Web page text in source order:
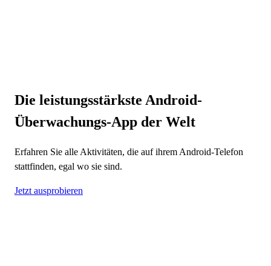
Die leistungsstärkste Android-
Überwachungs-App der Welt
Erfahren Sie alle Aktivitäten, die auf ihrem Android-Telefon
stattfinden, egal wo sie sind.
Jetzt ausprobieren